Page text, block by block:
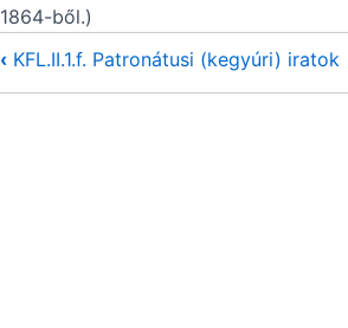
1864-ből.)
‹KFL.II.1.f. Patronátusi (kegyúri) iratok